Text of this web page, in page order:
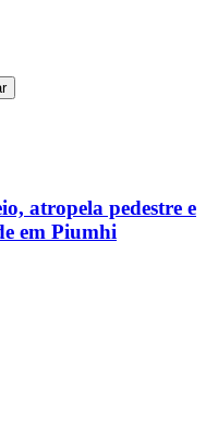
atropela pedestre e
em Piumhi